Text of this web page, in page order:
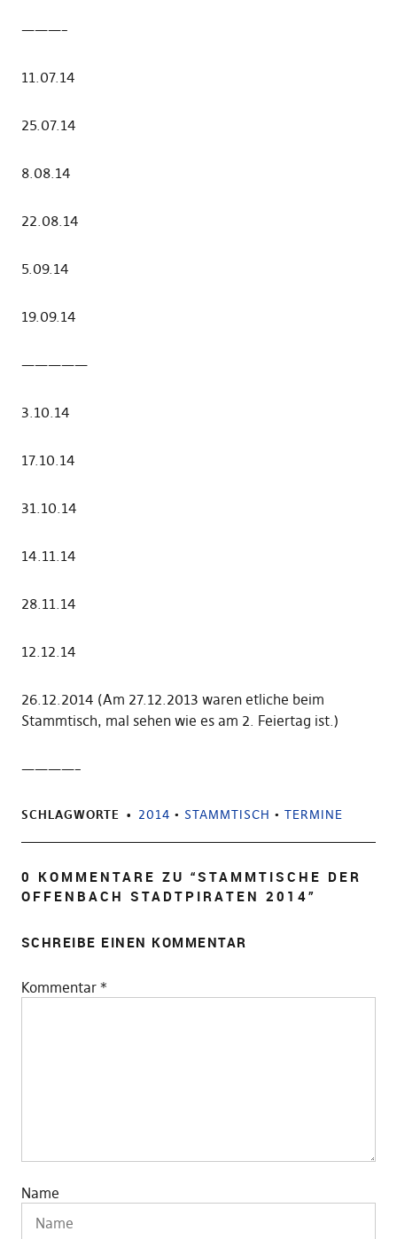
———–
11.07.14
25.07.14
8.08.14
22.08.14
5.09.14
19.09.14
—————
3.10.14
17.10.14
31.10.14
14.11.14
28.11.14
12.12.14
26.12.2014 (Am 27.12.2013 waren etliche beim
Stammtisch, mal sehen wie es am 2. Feiertag ist.)
————–
SCHLAGWORTE 2014 • STAMMTISCH • TERMINE
0 KOMMENTARE ZU “STAMMTISCHE DER
OFFENBACH STADTPIRATEN 2014”
SCHREIBE EINEN KOMMENTAR
Kommentar *
Name